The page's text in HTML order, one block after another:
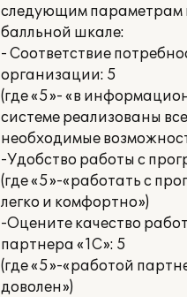
следующим параметрам
балльной шкале:
- Соответствие
организации: 5
(где «5»- «в
системе реализованы все
необходимые
-Удобство работы с
(где «5»-«работать с
легко и комфортно»)
-Оцените качество
партнера «1С»: 5
(где «5»-«работой
доволен»)